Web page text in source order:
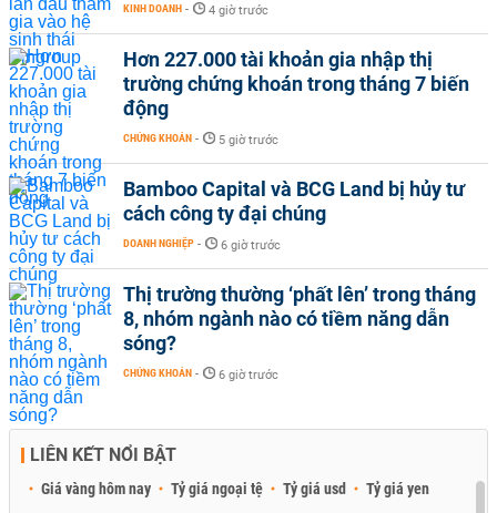
KINH DOANH - 4 giờ trước
Hơn 227.000 tài khoản gia nhập thị
trường chứng khoán trong tháng 7 biến
động
CHỨNG KHOÁN - 5 giờ trước
Bamboo Capital và BCG Land bị hủy tư
cách công ty đại chúng
DOANH NGHIỆP - 6 giờ trước
Thị trường thường ‘phất lên’ trong tháng
8, nhóm ngành nào có tiềm năng dẫn
sóng?
CHỨNG KHOÁN - 6 giờ trước
LIÊN KẾT NỔI BẬT
Giá vàng hôm nay Tỷ giá ngoại tệ Tỷ giá usd
Tỷ giá yen